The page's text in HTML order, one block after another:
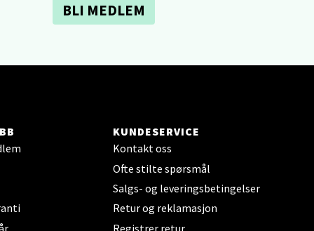
BLI MEDLEM
KUNDESERVICE
Kontakt oss
Ofte stilte spørsmål
Salgs- og leveringsbetingelser
Retur og reklamasjon
Registrer retur